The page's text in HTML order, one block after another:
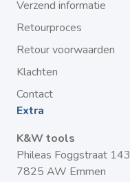
Verzend informatie
Retourproces
Retour voorwaarden
Klachten
Contact
Extra
K&W tools
Phileas Foggstraat 143
7825 AW Emmen